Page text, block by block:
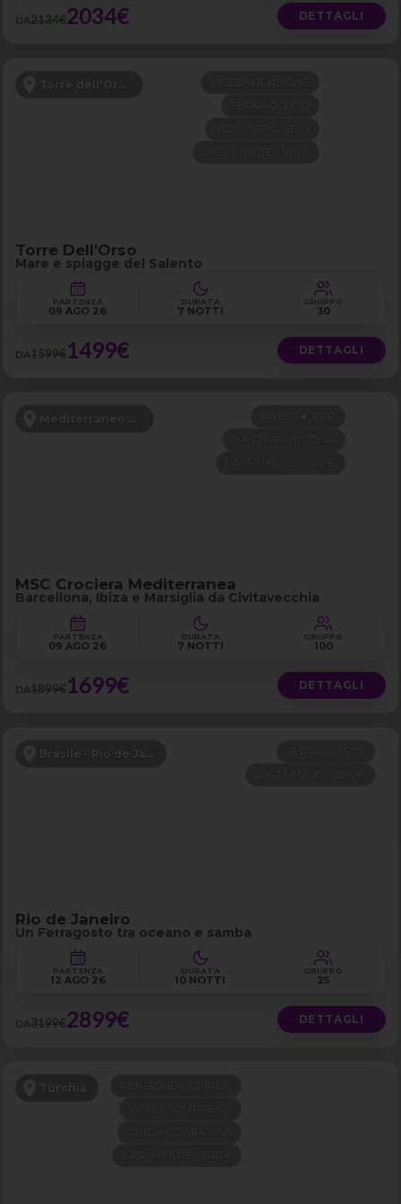
DA2134€2034€ DETTAGLI
Torre dell'Orso - Puglia
Torre Dell'Orso
Mare e spiagge del Salento
PARTENZA
09 AGO 26
DURATA
7 NOTTI
GRUPPO
30
DA1599€1499€ DETTAGLI
Mediterraneo Occidentale
NAVE 5★ TOP
MSC Crociera Mediterranea
Barcellona, Ibiza e Marsiglia da Civitavecchia
PARTENZA
09 AGO 26
DURATA
7 NOTTI
GRUPPO
100
DA1899€1699€ DETTAGLI
Brasile - Rio de Janeiro e Buzios
Rio de Janeiro
Un Ferragosto tra oceano e samba
PARTENZA
12 AGO 26
DURATA
10 NOTTI
GRUPPO
25
DA3199€2899€ DETTAGLI
Turchia